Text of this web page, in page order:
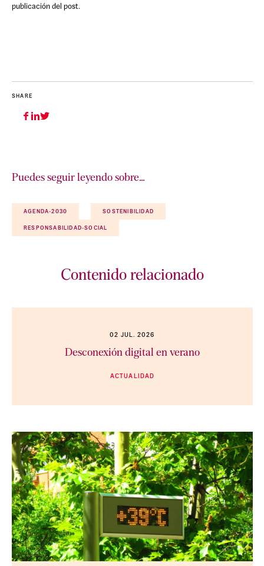
publicación del post.
SHARE
Puedes seguir leyendo sobre…
AGENDA-2030 SOSTENIBILIDAD
RESPONSABILIDAD-SOCIAL
Contenido relacionado
02 JUL. 2026
Desconexión digital en verano
ACTUALIDAD